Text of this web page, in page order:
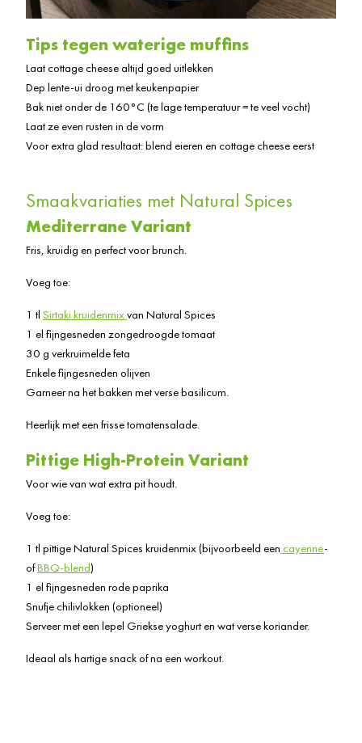
Tips tegen waterige muffins
Laat cottage cheese altijd goed uitlekken
Dep lente-ui droog met keukenpapier
Bak niet onder de 160°C (te lage temperatuur = te veel vocht)
Laat ze even rusten in de vorm
Voor extra glad resultaat: blend eieren en cottage cheese eerst
Smaakvariaties met Natural Spices
Mediterrane Variant
Fris, kruidig en perfect voor brunch.
Voeg toe:
1 tl Sirtaki kruidenmixvan Natural Spices
1 el fijngesneden zongedroogde tomaat
30 g verkruimelde feta
Enkele fijngesneden olijven
Garneer na het bakken met verse basilicum.
Heerlijk met een frisse tomatensalade.
Pittige High-Protein Variant
Voor wie van wat extra pit houdt.
Voeg toe:
1 tl pittige Natural Spices kruidenmix (bijvoorbeeld een cayenne-
ofBBQ-blend)
1 el fijngesneden rode paprika
Snufje chilivlokken (optioneel)
Serveer met een lepel Griekse yoghurt en wat verse koriander.
Ideaal als hartige snack of na een workout.